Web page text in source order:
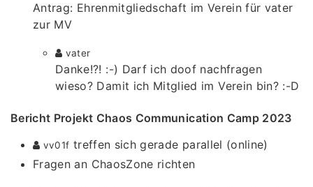
Antrag: Ehrenmitgliedschaft im Verein für vater
zur MV
vater
Danke!?! :-) Darf ich doof nachfragen
wieso? Damit ich Mitglied im Verein bin? :-D
Bericht Projekt Chaos Communication Camp 2023
vv01f treffen sich gerade parallel (online)
Fragen an ChaosZone richten